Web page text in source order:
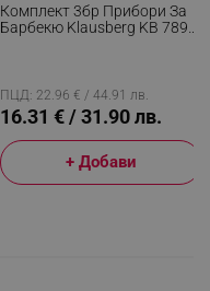
Комплект 3бр Прибори За
Барбекю Klausberg KB 7899,
Черен/Червен
ПЦД: 22.96 € / 44.91 лв.
16.31 € / 31.90 лв.
+ Добави